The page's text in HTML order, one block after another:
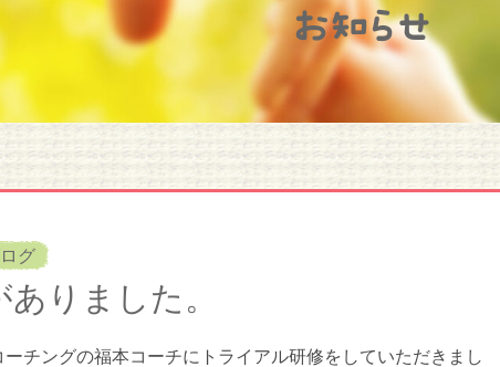
お知らせ
グ
りました。
チングの福本コーチにトライアル研修をしていただきまし